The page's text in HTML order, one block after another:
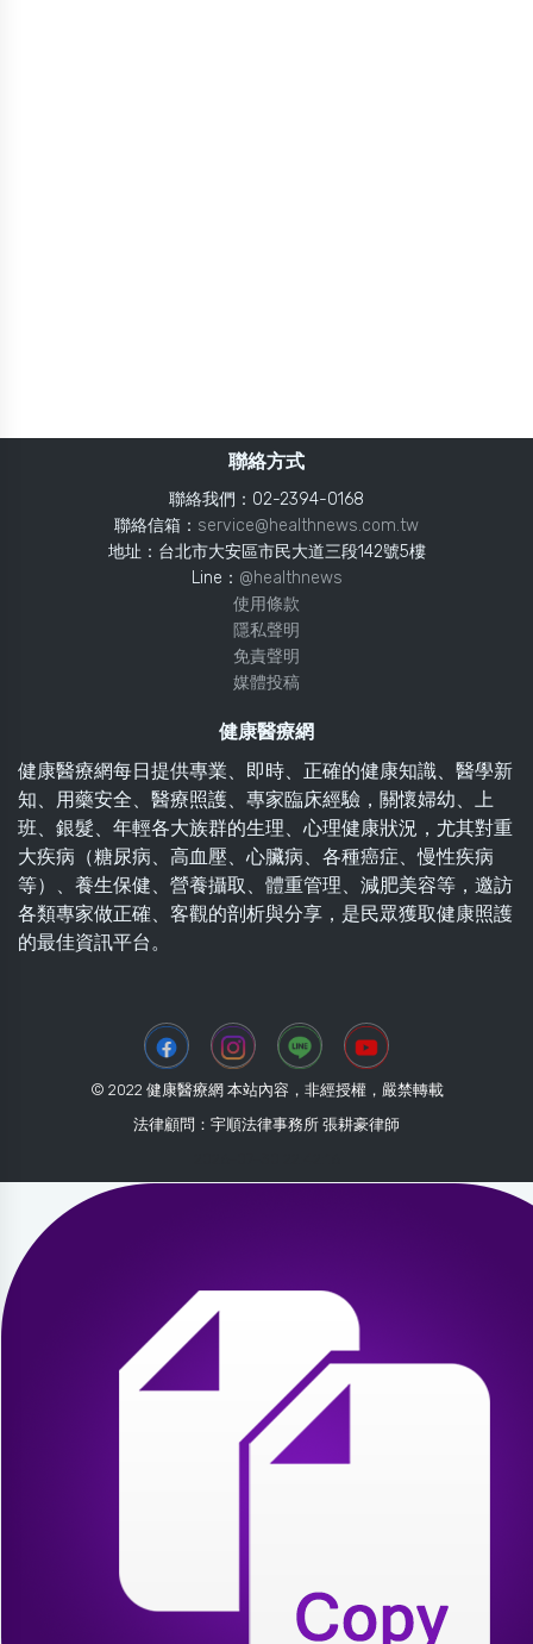
聯絡方式
聯絡我們：02-2394-0168
聯絡信箱： service@healthnews.com.tw
地址：台北市大安區市民大道三段142號5樓
Line： @healthnews
使用條款
隱私聲明
免責聲明
媒體投稿
健康醫療網
健康醫療網每日提供專業、即時、正確的健康知識、醫學新
知、用藥安全、醫療照護、專家臨床經驗，關懷婦幼、上
班、銀髮、年輕各大族群的生理、心理健康狀況，尤其對重
大疾病（糖尿病、高血壓、心臟病、各種癌症、慢性疾病
等）、養生保健、營養攝取、體重管理、減肥美容等，邀訪
各類專家做正確、客觀的剖析與分享，是民眾獲取健康照護
的最佳資訊平台。
© 2022 健康醫療網 本站內容，非經授權，嚴禁轉載
法律顧問：宇順法律事務所 張耕豪律師